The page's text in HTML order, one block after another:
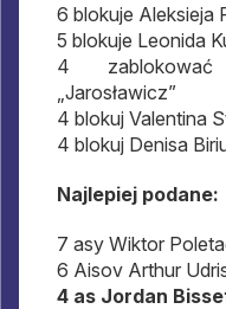
6 blokuje Aleksieja
5 blokuje Leonida
4 zablokować
„Jarosławicz”
4 blokuj Valentina
4 blokuj Denisa
Najlepiej podane:
7 asy Wiktor
6 Aisov Arthur
4 as Jordan